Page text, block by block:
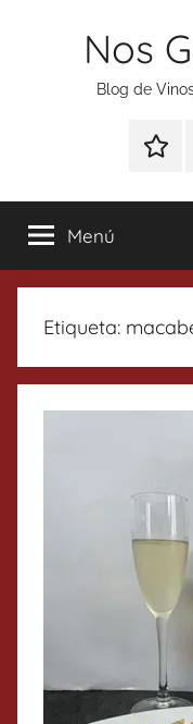
Nos
Blog de
Tonics
Menú
Etiqueta: